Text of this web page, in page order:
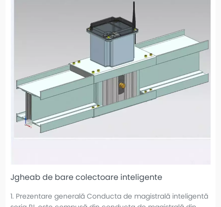
Jgheab de bare colectoare inteligente
1. Prezentare generală Conducta de magistrală inteligentă